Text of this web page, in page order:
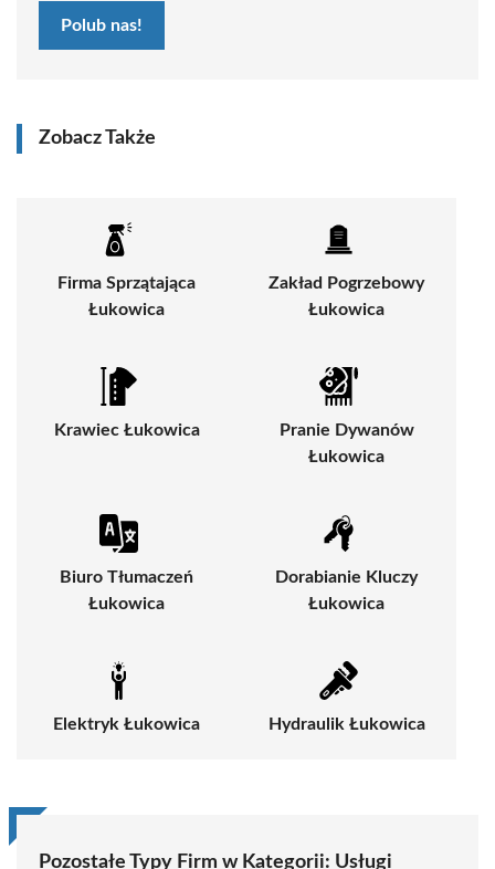
Polub nas!
Zobacz Także
Firma Sprzątająca
Łukowica
Zakład Pogrzebowy
Łukowica
Krawiec Łukowica
Pranie Dywanów
Łukowica
Biuro Tłumaczeń
Łukowica
Dorabianie Kluczy
Łukowica
Elektryk Łukowica Hydraulik Łukowica
Pozostałe Typy Firm w Kategorii: Usługi